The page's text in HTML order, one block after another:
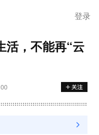
登录
活，不能再“云